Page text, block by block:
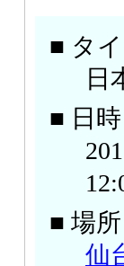
■ タ
日
■ 日時
■ 場所
仙